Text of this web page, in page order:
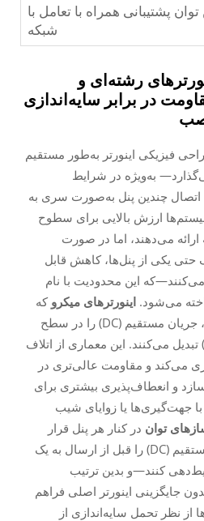
توان پشتیبانی همراه با تعامل با
شبکه
رشته‌ای و
در برابر سایه‌اندازی
فیزیکی اینورتر به‌طور مستقیم
به‌ویژه در شرایط
اتصال چندین پنل به‌صورت سری به
ارزش بالایی برای سطوح
می‌دهند، اما در صورت
حتی یکی از پنل‌ها، کاهش قابل
این محدودیت با نام
می‌شود. اینورترهای میکرو که
پشت هر پنل نصب می‌شوند، جریان مستقیم (DC) را در سطح
ماژول به جریان متناوب (AC) تبدیل می‌کنند. این معماری از اتلاف
می‌کند و مقاومت عالی‌تری در
و انعطاف‌پذیری بیشتری برای
جهت‌گیری‌ها یا زوایای شیب
توان در کنار هر پنل قرار
می‌گیرند تا خروجی جریان مستقیم (DC) را قبل از ارسال به یک
کنند—و بدین ترتیب
جایگزینی اینورتر اصلی فراهم
از نظر تحمل سایه‌اندازی از